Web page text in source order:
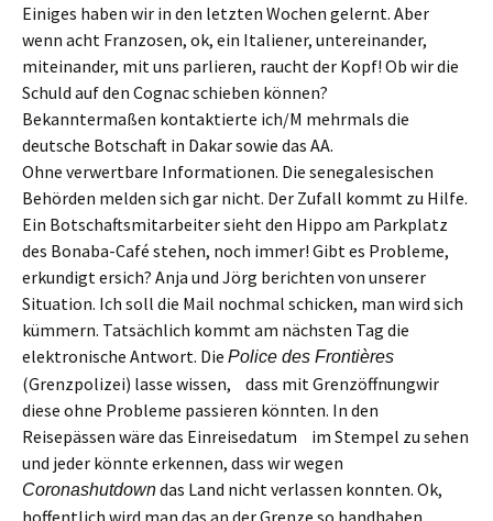
Einiges haben wir in den letzten Wochen gelernt. Aber
wenn acht Franzosen, ok, ein Italiener, untereinander,
miteinander, mit uns parlieren, raucht der Kopf! Ob wirdie
Schuld auf den Cognacschieben können?
Bekanntermaßen kontaktierte ich/M mehrmals die
deutsche Botschaft in Dakar sowie das AA.
Ohne verwertbare Informationen. Die senegalesischen
Behörden melden sich gar nicht. Der Zufall kommt zu Hilfe.
Ein Botschaftsmitarbeiter sieht den Hippo am Parkplatz
des Bonaba-Café stehen, noch immer! Gibt es Probleme,
erkundigt ersich? Anja und Jörg berichten von unserer
Situation. Ich soll die Mail nochmal schicken, man wird sich
kümmern. Tatsächlich kommt am nächsten Tag die
elektronische Antwort. Die Police des Frontières
(Grenzpolizei) lasse wissen, dass mit Grenzöffnungwir
diese ohne Probleme passieren könnten. In den
Reisepässen wäre das Einreisedatum im Stempel zu sehen
und jeder könnte erkennen, dass wirwegen
Coronashutdowndas Land nicht verlassen konnten. Ok,
hoffentlich wird man das an der Grenze so handhaben